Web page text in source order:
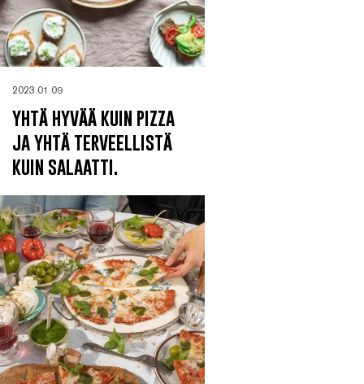
2023.01.09
yhtä hyvää kuin pizza
ja yhtä terveellistä
kuin salaatti.